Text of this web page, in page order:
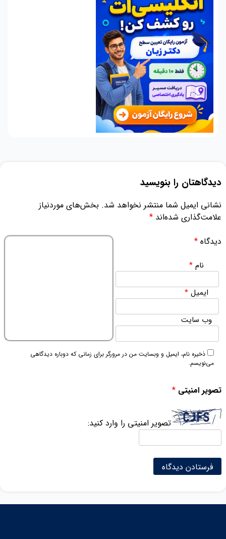
دیدگاهتان را بنویسید
نشانی ایمیل شما منتشر نخواهد شد. بخش‌های موردنیاز
علامت‌گذاری شده‌اند *
دیدگاه *
نام*
ایمیل*
وب‌ سایت
ذخیره نام، ایمیل و وبسایت من در مرورگر برای زمانی که دوباره دیدگاهی
می‌نویسم.
تصویر امنیتی *
تصویر امنیتی را وارد کنید: